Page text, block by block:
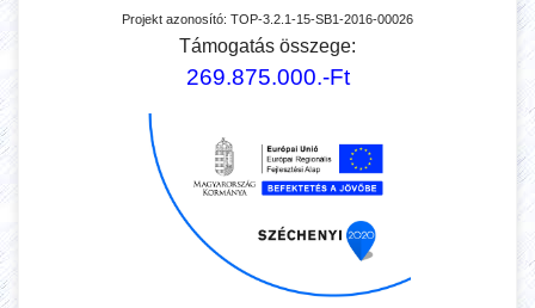
Projekt azonosító: TOP-3.2.1-15-SB1-2016-00026
Támogatás összege:
269.875.000.-Ft